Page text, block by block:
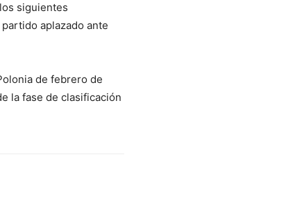
siguientes
aplazado ante
de febrero de
la fase de clasificación